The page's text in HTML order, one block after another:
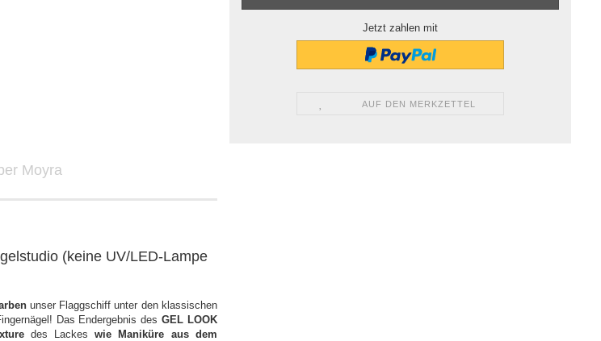
Jetzt zahlen mit
AUF DEN MERKZETTEL
Moyra
(keine UV/LED-Lampe
unser Flaggschiff unter den klassischen
Das Endergebnis des GEL LOOK
des Lackeswie Maniküre aus dem